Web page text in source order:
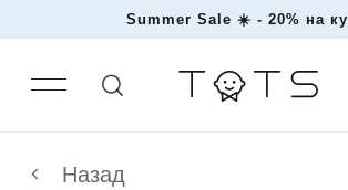
Summer Sale ☀️ - 20% на